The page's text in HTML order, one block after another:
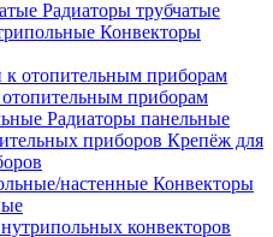
Радиаторы трубчатые
Конвекторы
приборам
Радиаторы панельные
Крепёж для
Конвекторы